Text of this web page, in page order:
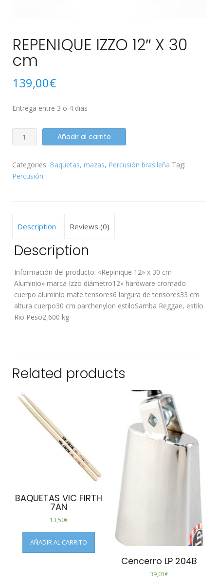
REPENIQUE IZZO 12″ X 30
cm
139,00€
Entrega entre 3 o 4 dias
REPENIQUE
IZZO
X
30
Añadir al carrito
Categories: Baquetas, mazas, Percusión brasileña Tag:
Percusión
Description Reviews (0)
Description
Información del producto: «Repinique 12» x 30 cm –
Aluminio» marca Izzo diámetro12» hardware cromado
cuerpo aluminio mate tensores6 largura de tensores33 cm
altura cuerpo30 cm parchenylon estiloSamba Reggae, estilo
Rio Peso2,600 kg
Related products
BAQUETAS VIC FIRTH
7AN
13,50€
AÑADIR AL CARRITO
Cencerro LP 204B
39,01€